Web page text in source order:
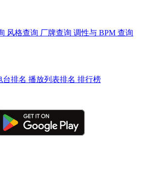
风格查询 厂牌查询 调性与 BPM 查询
台排名 播放列表排名 排行榜